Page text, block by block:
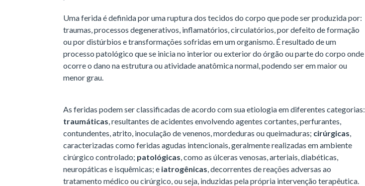
Uma ferida é definida por uma ruptura dos tecidos do corpo que pode ser produzida por:
traumas, processos degenerativos, inflamatórios, circulatórios, por defeito de formação
ou por distúrbios e transformações sofridas em um organismo. É resultado de um
processo patológico que se inicia no interior ou exterior do órgão ou parte do corpo onde
ocorre o dano na estrutura ou atividade anatômica normal, podendo ser em maior ou
menor grau.
As feridas podem ser classificadas de acordo com sua etiologia em diferentes categorias:
traumáticas, resultantes de acidentes envolvendo agentes cortantes, perfurantes,
contundentes, atrito, inoculação de venenos, mordeduras ou queimaduras; cirúrgicas,
caracterizadas como feridas agudas intencionais, geralmente realizadas em ambiente
cirúrgico controlado; patológicas, como as úlceras venosas, arteriais, diabéticas,
neuropáticas e isquêmicas; e iatrogênicas, decorrentes de reações adversas ao
tratamento médico ou cirúrgico, ou seja, induzidas pela própria intervenção terapêutica.